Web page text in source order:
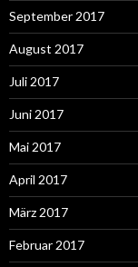
September 2017
August 2017
Juli 2017
Juni 2017
Mai 2017
April 2017
März 2017
Februar 2017